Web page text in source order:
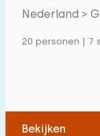
en sauna op
Nederland >
20 personen | 7
Bekijken